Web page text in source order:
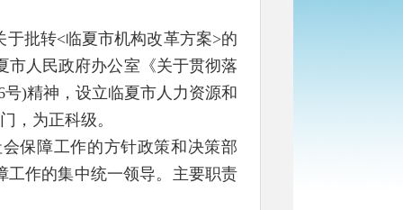
批转<临夏市机构改革方案>的
市人民政府办公室《关于贯彻落
)精神，设立临夏市人力资源和
，为正科级。
保障工作的方针政策和决策部
工作的集中统一领导。主要职责